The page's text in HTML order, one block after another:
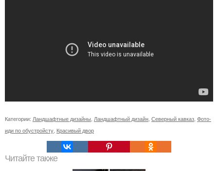
Категории: Ландшафтные дизайны Ландшафтный дизайн Северный кавказ Фото-
иди по обустройсту Красивый двор
Читайте также